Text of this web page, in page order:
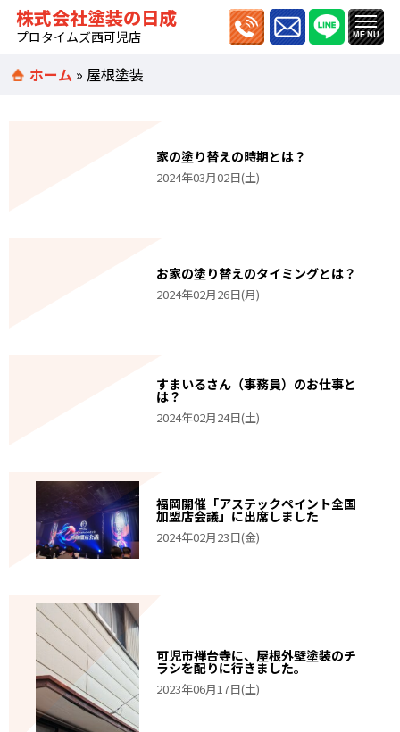
株式会社塗装の日成
プロタイムズ西可児店
ホーム » 屋根塗装
家の塗り替えの時期とは？
2024年03月02日(土)
お家の塗り替えのタイミングとは？
2024年02月26日(月)
すまいるさん（事務員）のお仕事と
は？
2024年02月24日(土)
福岡開催「アステックペイント全国
加盟店会議」に出席しました
2024年02月23日(金)
可児市禅台寺に、屋根外壁塗装のチ
ラシを配りに行きました。
2023年06月17日(土)